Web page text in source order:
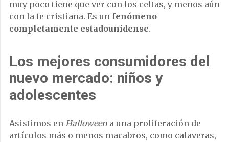
muy poco tiene que ver con los celtas, y menos aún
con la fe cristiana. Es un fenómeno
completamente estadounidense.
Los mejores consumidores del
nuevo mercado: niños y
adolescentes
Asistimos en Halloween a una proliferación de
artículos más o menos macabros, como calaveras,